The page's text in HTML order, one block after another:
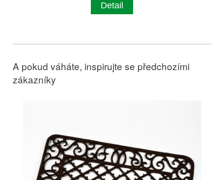
Detail
A pokud váháte, inspirujte se předchozími
zákazníky